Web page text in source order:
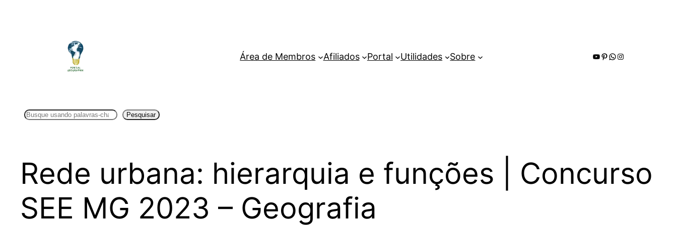
Área de Membros Afiliados Portal Utilidades Sobre Youtube
Pinterest
WhatsApp
Instagram
Pesquisar Pesquisar
Rede urbana: hierarquia e funções | Concurso
SEE MG 2023 – Geografia